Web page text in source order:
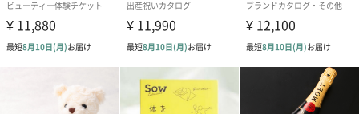
スイーツを同梱してお届けいたします。ギフトへの＋αにおすすめ